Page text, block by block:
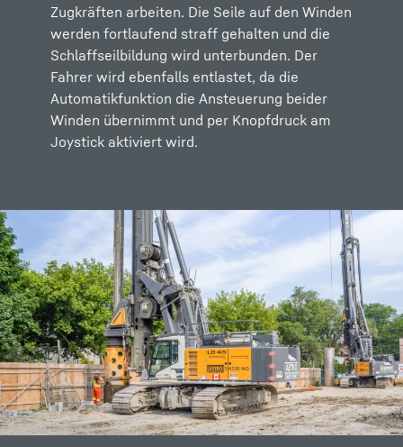
Zugkräften arbeiten. Die Seile auf den Winden
werden fortlaufend straff gehalten und die
Schlaffseilbildung wird unterbunden. Der
Fahrer wird ebenfalls entlastet, da die
Automatikfunktion die Ansteuerung beider
Winden übernimmt und per Knopfdruck am
Joystick aktiviert wird.